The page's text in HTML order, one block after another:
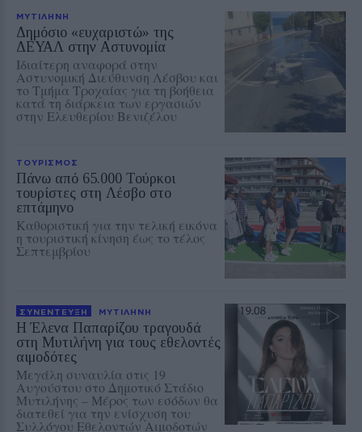
ΜΥΤΙΛΗΝΗ
Δημόσιο «ευχαριστώ» της
ΔΕΥΑΛ στην Αστυνομία
Ιδιαίτερη αναφορά στην
Αστυνομική Διεύθυνση Λέσβου και
το Τμήμα Τροχαίας για τη βοήθεια
κατά τη διάρκεια των εργασιών
στην Ελευθερίου Βενιζέλου
ΤΟΥΡΙΣΜΟΣ
Πάνω από 65.000 Τούρκοι
τουρίστες στη Λέσβο στο
επτάμηνο
Καθοριστική για την τελική εικόνα
η τουριστική κίνηση έως το τέλος
Σεπτεμβρίου
ΣΥΝΕΝΤΕΥΞΗ ΜΥΤΙΛΗΝΗ
Η Έλενα Παπαρίζου τραγουδά
στη Μυτιλήνη για τους εθελοντές
αιμοδότες
Μεγάλη συναυλία στις 19
Αυγούστου στο Δημοτικό Στάδιο
Μυτιλήνης – Μέρος των εσόδων θα
διατεθεί για την ενίσχυση του
Συλλόγου Εθελοντών Αιμοδοτών